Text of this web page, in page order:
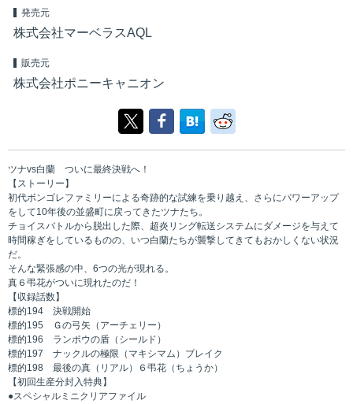
発売元
株式会社マーベラスAQL
販売元
株式会社ポニーキャニオン
ツナvs白蘭 ついに最終決戦へ！
【ストーリー】
初代ボンゴレファミリーによる奇跡的な試練を乗り越え、さらにパワーアップ
をして10年後の並盛町に戻ってきたツナたち。
チョイスバトルから脱出した際、超炎リング転送システムにダメージを与えて
時間稼ぎをしているものの、いつ白蘭たちが襲撃してきてもおかしくない状況
だ。
そんな緊張感の中、6つの光が現れる。
真６弔花がついに現れたのだ！
【収録話数】
標的194 決戦開始
標的195 Ｇの弓矢（アーチェリー）
標的196 ランポウの盾（シールド）
標的197 ナックルの極限（マキシマム）ブレイク
標的198 最後の真（リアル）６弔花（ちょうか）
【初回生産分封入特典】
●スペシャルミニクリアファイル